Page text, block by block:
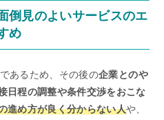
倒見のよいサービスのエ
め
あるため、その後の企業とのや
日程の調整や条件交渉をおこな
進め方が良く分からない人や、